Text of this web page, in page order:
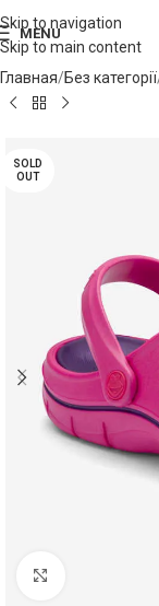
Skip to navigation
Skip to main content
MENU
Главная Без категорії
SOLD
OUT